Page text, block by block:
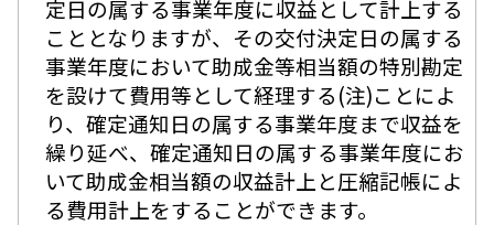
定日の属する事業年度に収益として計上する
こととなりますが、その交付決定日の属する
事業年度において助成金等相当額の特別勘定
を設けて費用等として経理する(注)ことによ
り、確定通知日の属する事業年度まで収益を
繰り延べ、確定通知日の属する事業年度にお
いて助成金相当額の収益計上と圧縮記帳によ
る費用計上をすることができます。